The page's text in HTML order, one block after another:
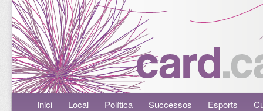
Menú principalAneu al contingut principal
Aneu al contingut secundari
Inici Local Política Successos Esports